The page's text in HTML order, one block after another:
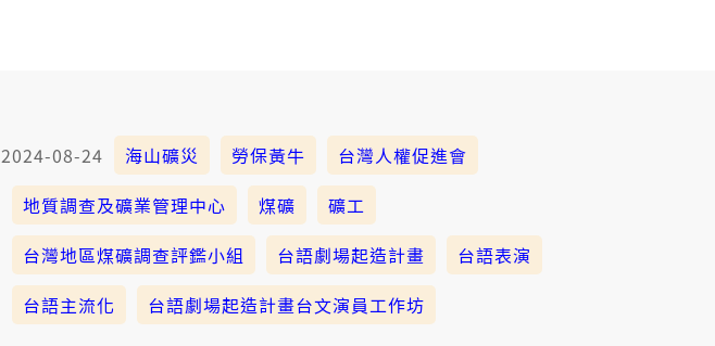
2024-08-24 海山礦災 勞保黃牛
台灣人權促進會
地質調查及礦業管理中心
煤礦
礦工
台灣地區煤礦調查評鑑小組
台語劇場起造計畫
台語表演
台語主流化
台語劇場起造計畫台文演員工作坊